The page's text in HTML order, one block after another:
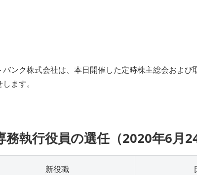
バンク株式会社は、本日開催した定時株主総会およ
ます。
務執行役員の選任（2020年6月
新役職